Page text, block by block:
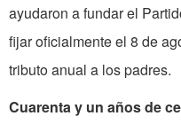
ayudaron a fundar el
fijar oficialmente el 8 de
tributo anual a los padres.
Cuarenta y un años de